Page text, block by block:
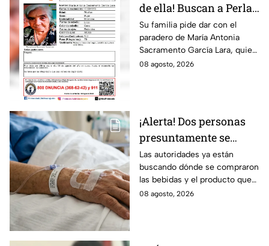
de ella! Buscan a Perla
Alejandra Martín del
Campo Medina,
desaparecida en
Guanajuato
Su familia pide dar con el
paradero de María Antonia
Sacramento García Lara, quien
fue vista por última vez el 4 de
08 agosto, 2026
¡Alerta! Dos personas
presuntamente se
encuentran delicadas
por ingerir bebidas
alcohólicas
adulteradas en Celaya:
Las autoridades ya están
buscando dónde se compraron
las bebidas y el producto que
causó la intoxicación.
08 agosto, 2026